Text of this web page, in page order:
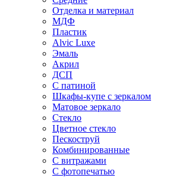
Отделка и материал
МДФ
Пластик
Alvic Luxe
Эмаль
Акрил
ДСП
С патиной
Шкафы-купе с зеркалом
Матовое зеркало
Стекло
Цветное стекло
Пескоструй
Комбинированные
С витражами
С фотопечатью